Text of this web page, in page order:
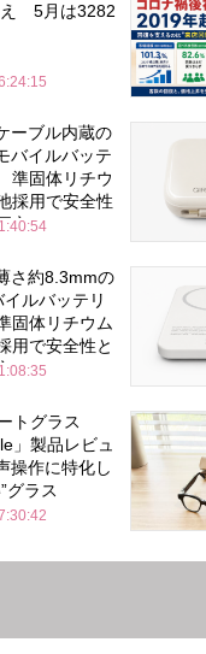
え 5月は3282
ーブル内蔵の
バイルバッテ
準固体リチウ
採用で安全性
立
さ約8.3mmの
ルバッテリ
固体リチウム
用で安全性と
トグラス
」製品レビュ
作に特化し
グラス